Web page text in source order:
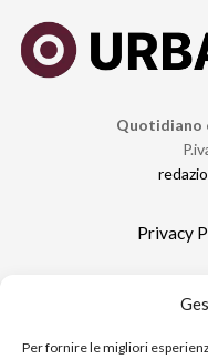
Per fornire le migliori
Quotidiano
Privacy